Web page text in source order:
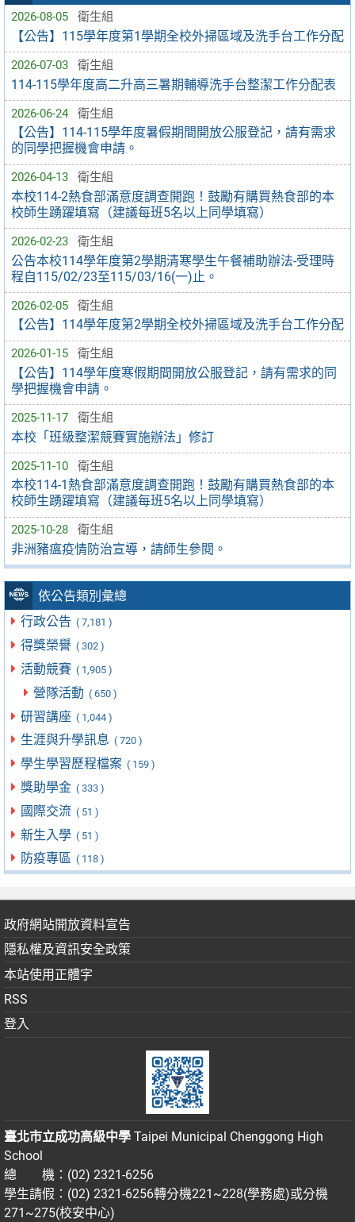
2026-08-05 衛生組
【公告】115學年度第1學期全校外掃區域及洗手台工作分配
2026-07-03 衛生組
114-115學年度高二升高三暑期輔導洗手台整潔工作分配表
2026-06-24 衛生組
【公告】114-115學年度暑假期間開放公服登記，請有需求
的同學把握機會申請。
2026-04-13 衛生組
本校114-2熱食部滿意度調查開跑！鼓勵有購買熱食部的本
校師生踴躍填寫（建議每班5名以上同學填寫）
2026-02-23 衛生組
公告本校114學年度第2學期清寒學生午餐補助辦法-受理時
程自115/02/23至115/03/16(一)止。
2026-02-05 衛生組
【公告】114學年度第2學期全校外掃區域及洗手台工作分配
2026-01-15 衛生組
【公告】114學年度寒假期間開放公服登記，請有需求的同
學把握機會申請。
2025-11-17 衛生組
本校「班級整潔競賽實施辦法」修訂
2025-11-10 衛生組
本校114-1熱食部滿意度調查開跑！鼓勵有購買熱食部的本
校師生踴躍填寫（建議每班5名以上同學填寫）
2025-10-28 衛生組
非洲豬瘟疫情防治宣導，請師生參閱。
依公告類別彙總
行政公告 ( 7,181 )
得獎榮譽 ( 302 )
活動競賽 ( 1,905 )
營隊活動 ( 650 )
研習講座 ( 1,044 )
生涯與升學訊息 ( 720 )
學生學習歷程檔案 ( 159 )
獎助學金 ( 333 )
國際交流 ( 51 )
新生入學 ( 51 )
防疫專區 ( 118 )
政府網站開放資料宣告
隱私權及資訊安全政策
本站使用正體字
RSS
登入
臺北市立成功高級中學 Taipei Municipal Chenggong High
School
總 機：(02) 2321-6256
學生請假：(02) 2321-6256轉分機221~228(學務處)或分機
271~275(校安中心)